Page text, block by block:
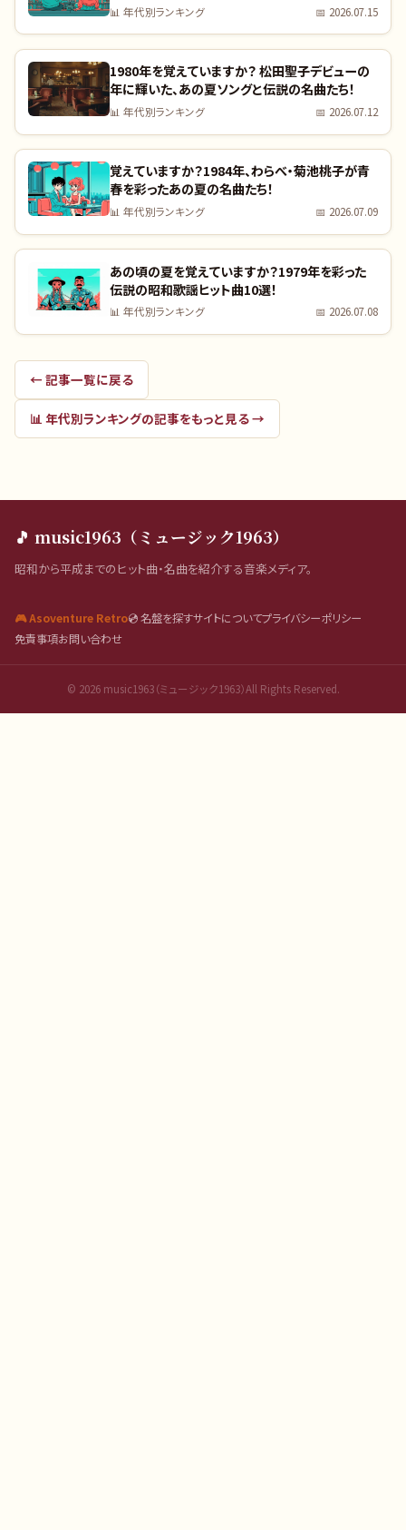
📊 年代別ランキング 📅 2026.07.15
1980年を覚えていますか？ 松田聖子デビューの
年に輝いた、あの夏ソングと伝説の名曲たち！
📊 年代別ランキング 📅 2026.07.12
覚えていますか？1984年、わらべ・菊池桃子が青
春を彩ったあの夏の名曲たち！
📊 年代別ランキング 📅 2026.07.09
あの頃の夏を覚えていますか？1979年を彩った
伝説の昭和歌謡ヒット曲10選！
📊 年代別ランキング 📅 2026.07.08
← 記事一覧に戻る
📊 年代別ランキングの記事をもっと見る →
🎵 music1963（ミュージック1963）
昭和から平成までのヒット曲・名曲を紹介する音楽メディア。
🎮 Asoventure Retro💿 名盤を探すサイトについてプライバシーポリシー
免責事項お問い合わせ
© 2026music1963（ミュージック1963）All Rights Reserved.